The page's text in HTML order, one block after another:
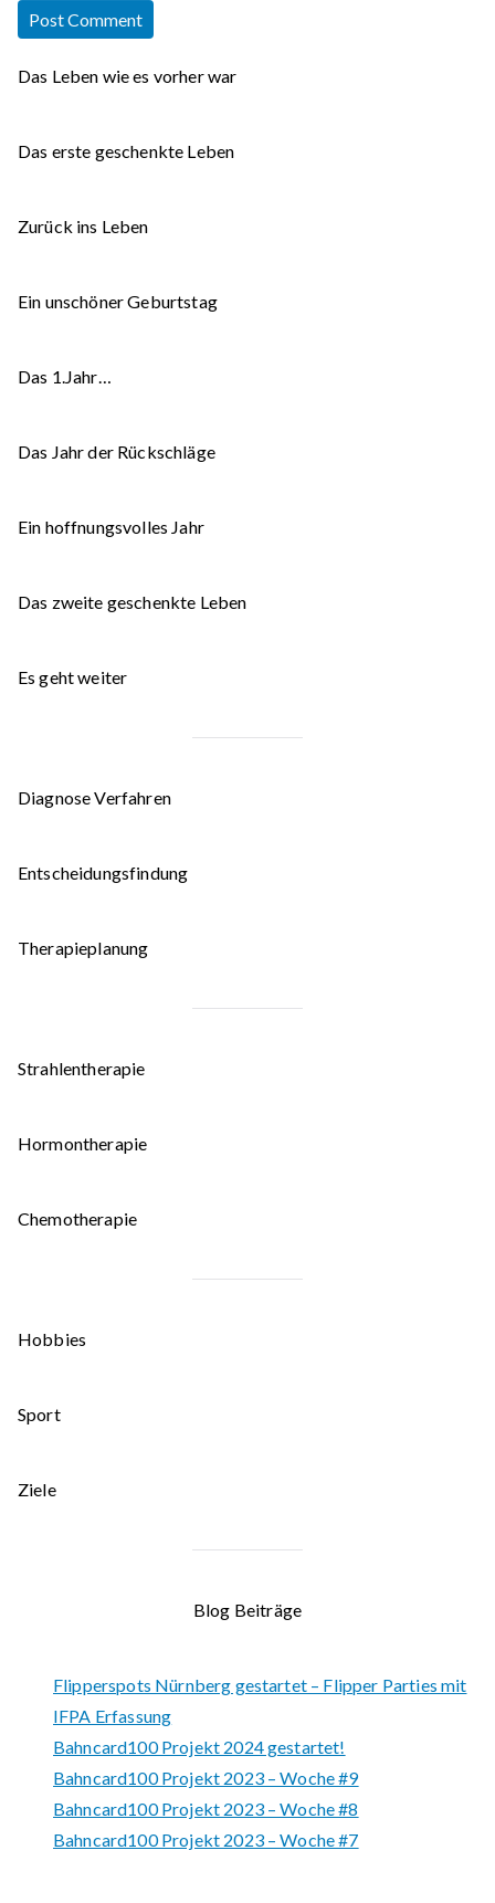
Das Leben wie es vorher war
Das erste geschenkte Leben
Zurück ins Leben
Ein unschöner Geburtstag
Das 1.Jahr…
Das Jahr der Rückschläge
Ein hoffnungsvolles Jahr
Das zweite geschenkte Leben
Es geht weiter
Diagnose Verfahren
Entscheidungsfindung
Therapieplanung
Strahlentherapie
Hormontherapie
Chemotherapie
Hobbies
Sport
Ziele
Blog Beiträge
Flipperspots Nürnberg gestartet – Flipper Parties mit
IFPA Erfassung
Bahncard100 Projekt 2024 gestartet!
Bahncard100 Projekt 2023 – Woche #9
Bahncard100 Projekt 2023 – Woche #8
Bahncard100 Projekt 2023 – Woche #7